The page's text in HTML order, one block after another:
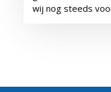
wij nog steeds